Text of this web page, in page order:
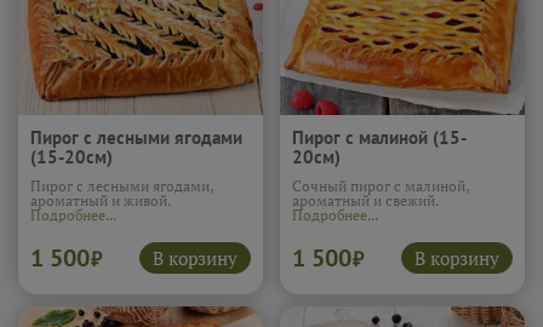
Пирог с лесными ягодами
(15-20см)
Пирог с лесными ягодами,
ароматный и живой.
Подробнее...
1 500₽ В корзину
Пирог с малиной (15-
20см)
Сочный пирог с малиной,
ароматный и свежий.
Подробнее...
1 500₽ В корзину